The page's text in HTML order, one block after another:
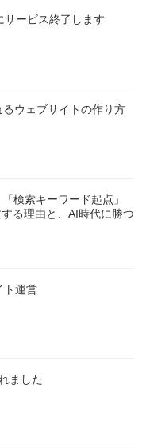
サービス終了します
ウェブサイトの作り方
検索キーワード起点」
る理由と、AI時代に勝つ
ト運営
ました